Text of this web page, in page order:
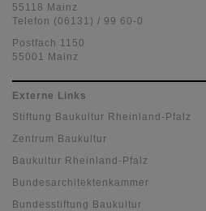
55118 Mainz
Telefon (06131) / 99 60-0
Postfach 1150
55001 Mainz
Externe Links
Stiftung Baukultur Rheinland-Pfalz
Zentrum Baukultur
Baukultur Rheinland-Pfalz
Bundesarchitektenkammer
Bundesstiftung Baukultur